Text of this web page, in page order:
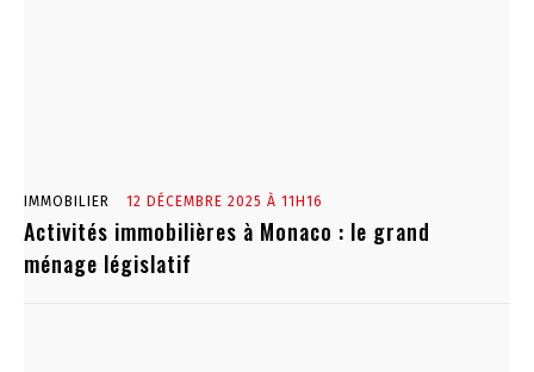
IMMOBILIER 12 DÉCEMBRE 2025 À 11H16
Activités immobilières à Monaco : le grand
ménage législatif